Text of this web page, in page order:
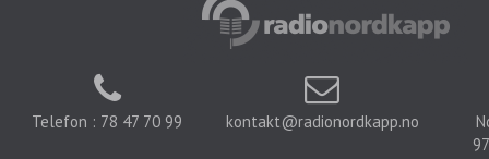
Telefon : 78 47 70 99 kontakt@radionordkapp.no